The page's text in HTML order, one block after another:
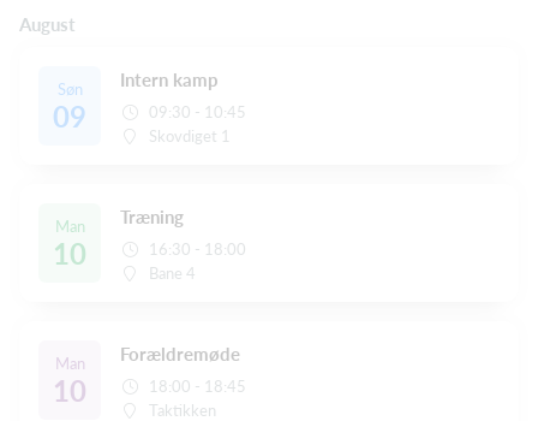
August
Søn
09
Intern kamp
09:30 - 10:45
Skovdiget 1
Man
10
Træning
16:30 - 18:00
Bane 4
Man
10
Forældremøde
18:00 - 18:45
Taktikken